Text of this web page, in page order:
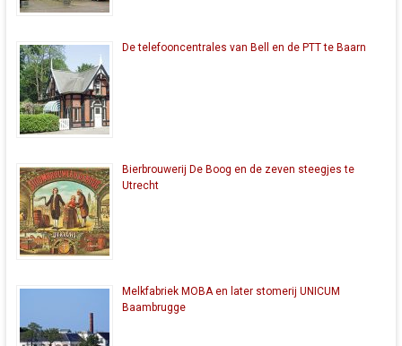
De telefooncentrales van Bell en de PTT te Baarn
Bierbrouwerij De Boog en de zeven steegjes te
Utrecht
Melkfabriek MOBA en later stomerij UNICUM
Baambrugge